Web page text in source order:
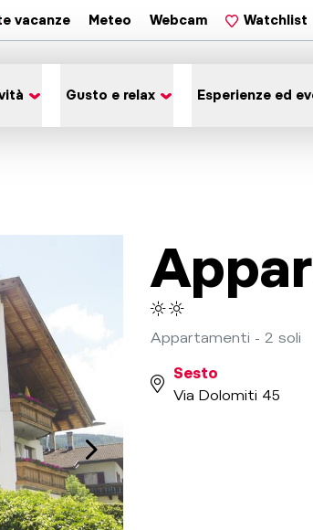
vacanze Meteo Webcam Watchlist
Gusto e relax Esperienze ed
Appartamenti - 2 soli
Sesto
Via Dolomiti 45